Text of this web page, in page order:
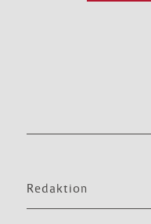
Redaktion